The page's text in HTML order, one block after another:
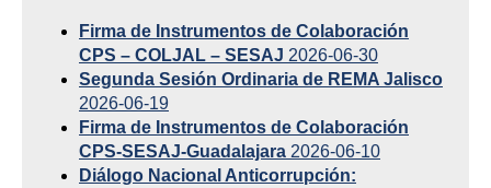
Firma de Instrumentos de Colaboración
CPS – COLJAL – SESAJ 2026-06-30
Segunda Sesión Ordinaria de REMA Jalisco
2026-06-19
Firma de Instrumentos de Colaboración
CPS-SESAJ-Guadalajara 2026-06-10
Diálogo Nacional Anticorrupción: